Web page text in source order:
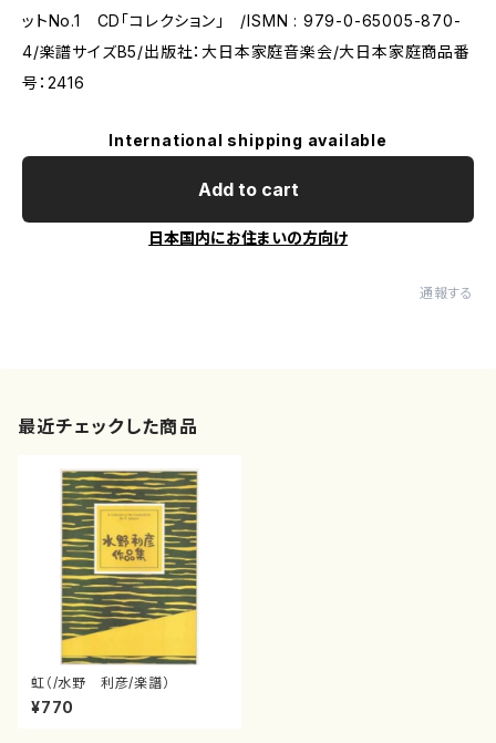
ットNo.1 CD「コレクション」 /ISMN : 979-0-65005-870-
4/楽譜サイズB5/出版社：大日本家庭音楽会/大日本家庭商品番
号：2416
International shipping available
Add to cart
日本国内にお住まいの方向け
通報する
最近チェックした商品
虹（/水野 利彦/楽譜）
¥770